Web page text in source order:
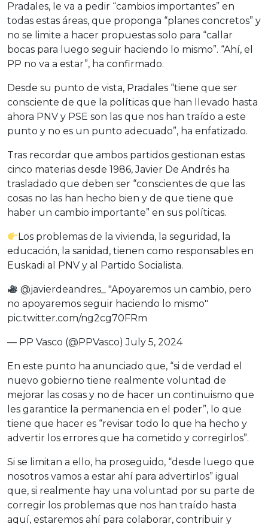
Pradales, le va a pedir “cambios importantes” en
todas estas áreas, que proponga “planes concretos” y
no se limite a hacer propuestas solo para “callar
bocas para luego seguir haciendo lo mismo”. “Ahí, el
PP no va a estar”, ha confirmado.
Desde su punto de vista, Pradales “tiene que ser
consciente de que la políticas que han llevado hasta
ahora PNV y PSE son las que nos han traído a este
punto y no es un punto adecuado”, ha enfatizado.
Tras recordar que ambos partidos gestionan estas
cinco materias desde 1986, Javier De Andrés ha
trasladado que deben ser “conscientes de que las
cosas no las han hecho bien y de que tiene que
haber un cambio importante” en sus políticas.
Los problemas de la vivienda, la seguridad, la
educación, la sanidad, tienen como responsables en
Euskadi al PNV y al Partido Socialista.
@javierdeandres_
"Apoyaremos un cambio, pero
no apoyaremos seguir haciendo lo mismo"
pic.twitter.com/ng2cg70FRm
— PP Vasco (@PPVasco)July 5, 2024
En este punto ha anunciado que, “si de verdad el
nuevo gobierno tiene realmente voluntad de
mejorar las cosas y no de hacer un continuismo que
les garantice la permanencia en el poder”, lo que
tiene que hacer es “revisar todo lo que ha hecho y
advertir los errores que ha cometido y corregirlos”.
Si se limitan a ello, ha proseguido, “desde luego que
nosotros vamos a estar ahí para advertirlos” igual
que, si realmente hay una voluntad por su parte de
corregir los problemas que nos han traído hasta
aquí, estaremos ahí para colaborar, contribuir y